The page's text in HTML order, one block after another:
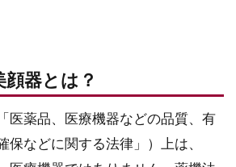
器とは？
医薬品、医療機器などの品質、有
保などに関する法律」）上は、